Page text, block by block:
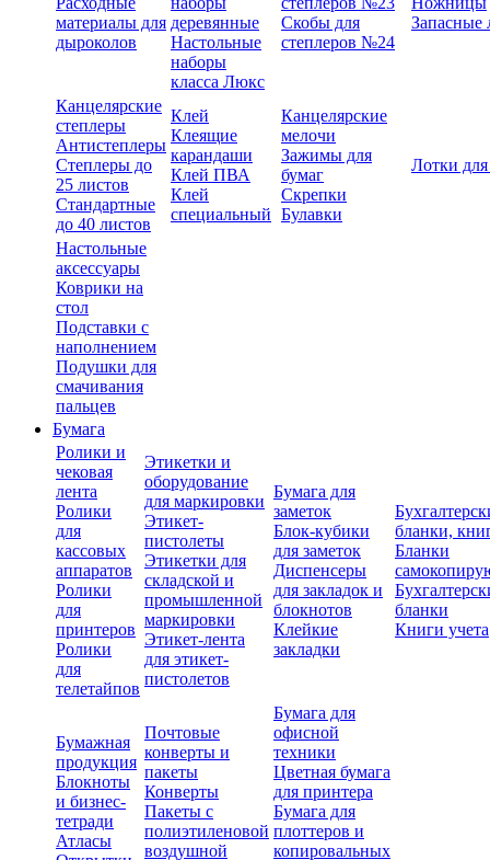
материалы для
дыроколов
деревянные
Настольные
наборы
класса Люкс
Скобы для
степлеров №24
Запасные
Канцелярские
степлеры
Антистеплеры
Степлеры до
25 листов
Стандартные
до 40 листов
Клей
Клеящие
карандаши
Клей ПВА
Клей
специальный
Канцелярские
мелочи
Зажимы для
бумаг
Скрепки
Булавки
Лотки
Настольные
аксессуары
Коврики на
стол
Подставки с
наполнением
Подушки для
смачивания
пальцев
Бумага
Ролики и
чековая
лента
Ролики
для
кассовых
аппаратов
Ролики
для
принтеров
Ролики
для
телетайпов
Этикетки и
оборудование
для маркировки
Этикет-
пистолеты
Этикетки для
складской и
промышленной
маркировки
Этикет-лента
для этикет-
пистолетов
Бумага для
заметок
Блок-кубики
для заметок
Диспенсеры
для закладок и
блокнотов
Клейкие
закладки
бланки,
Бланки
бланки
Книги учета
Бумажная
продукция
Блокноты
и бизнес-
тетради
Атласы
Почтовые
конверты и
пакеты
Конверты
Пакеты с
полиэтиленовой
воздушной
Бумага для
офисной
техники
Цветная бумага
для принтера
Бумага для
плоттеров и
копировальных